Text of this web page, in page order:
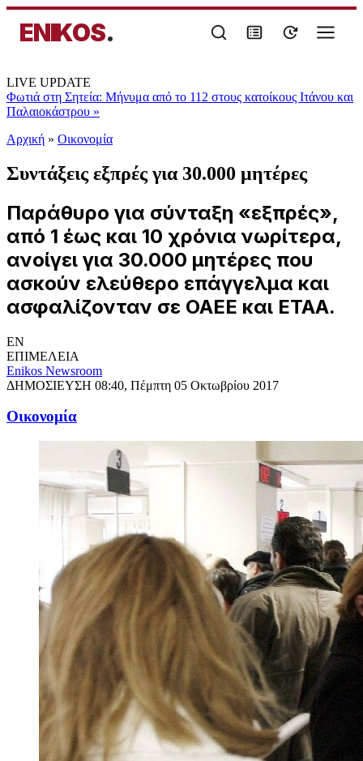
ENIKOS.
LIVE UPDATE
Φωτιά στη Σητεία: Μήνυμα από το 112 στους κατοίκους Ιτάνου και
Παλαιοκάστρου »
Αρχική » Oικονομία
Συντάξεις εξπρές για 30.000 μητέρες
Παράθυρο για σύνταξη «εξπρές»,
από 1 έως και 10 χρόνια νωρίτερα,
ανοίγει για 30.000 μητέρες που
ασκούν ελεύθερο επάγγελμα και
ασφαλίζονταν σε ΟΑΕΕ και ΕΤΑΑ.
EN
ΕΠΙΜΕΛΕΙΑ
Enikos Newsroom
ΔΗΜΟΣΙΕΥΣΗ 08:40, Πέμπτη 05 Οκτωβρίου 2017
Oικονομία